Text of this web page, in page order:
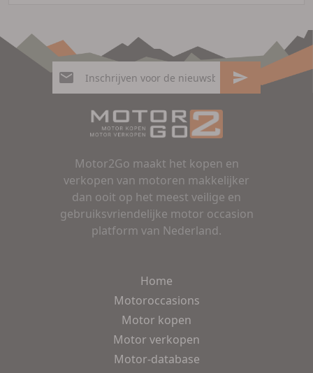
Motor2Go maakt het kopen en
verkopen van motoren makkelijker
dan ooit op het meest veilige en
gebruiksvriendelijke motor occasion
platform van Nederland.
Home
Motoroccasions
Motor kopen
Motor verkopen
Motor-database